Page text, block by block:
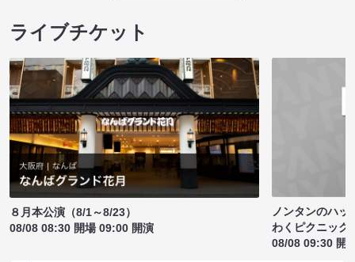
ライブチケット
８月本公演（8/1～8/23）
08/08 08:30 開場 09:00 開演
ノンタンのハッ
わくピクニック
08/08 09:30 開